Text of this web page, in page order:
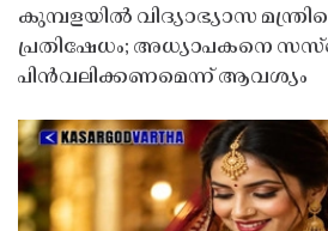
കുമ്പളയിൽ വിദ്യാഭ്യാസ
പ്രതിഷേധം; അധ്യാപകനെ
പിൻവലിക്കണമെന്ന് ആവശ്യം